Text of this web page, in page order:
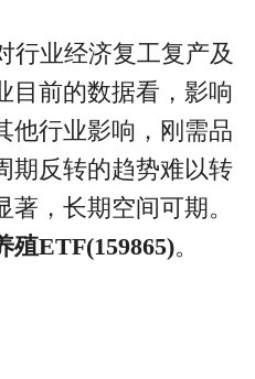
行业经济复工复产及
目前的数据看，影响
他行业影响，刚需品
期反转的趋势难以转
，长期空间可期。
殖ETF(159865)。